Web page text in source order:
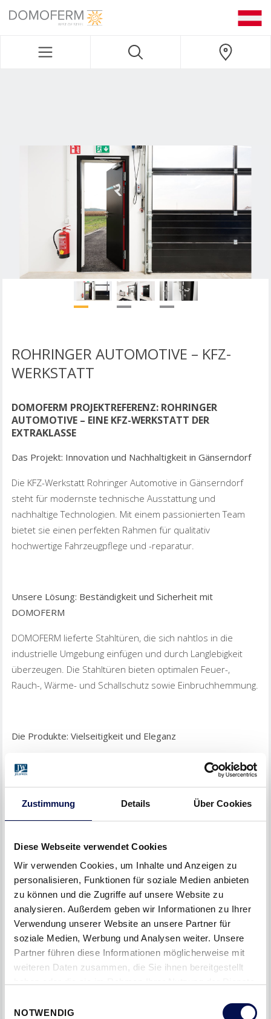
Zustimmung Details Über Cookies
Diese Webseite verwendet Cookies
Wir verwenden Cookies, um Inhalte und Anzeigen zu
personalisieren, Funktionen für soziale Medien anbieten
zu können und die Zugriffe auf unsere Website zu
analysieren. Außerdem geben wir Informationen zu Ihrer
Verwendung unserer Website an unsere Partner für
soziale Medien, Werbung und Analysen weiter. Unsere
Partner führen diese Informationen möglicherweise mit
weiteren Daten zusammen, die Sie ihnen bereitgestellt
NOTWENDIG
DOMOFERM NAVIGATION
ROHRINGER AUTOMOTIVE – KFZ-
WERKSTATT
DOMOFERM PROJEKTREFERENZ: ROHRINGER
AUTOMOTIVE – EINE KFZ-WERKSTATT DER
EXTRAKLASSE
Das Projekt: Innovation und Nachhaltigkeit in Gänserndorf
Die KFZ-Werkstatt Rohringer Automotive in Gänserndorf
steht für modernste technische Ausstattung und
nachhaltige Technologien. Mit einem passionierten Team
bietet sie einen perfekten Rahmen für qualitativ
hochwertige Fahrzeugpflege und -reparatur.
Unsere Lösung: Beständigkeit und Sicherheit mit
DOMOFERM
DOMOFERM lieferte Stahltüren, die sich nahtlos in die
industrielle Umgebung einfügen und durch Langlebigkeit
überzeugen. Die Stahltüren bieten optimalen Feuer-,
Rauch-, Wärme- und Schallschutz sowie Einbruchhemmung.
Die Produkte: Vielseitigkeit und Eleganz
Die Stahltüren von DOMOFERM verbinden zeitloses Design
mit höchsten Sicherheitsstandards. Sie sind besonders
der Werkstatt.
Energieeffizienz und Umweltbewusstsein
DOMOFERMs Stahltüren tragen zur optimalen
Wärmeisolierung bei und schonen die Umwelt. Sie
ergänzen das Konzept der Werkstatt perfekt.
Fazit: Eine perfekte Symbiose aus Funktion und Design
Technik, Nachhaltigkeit und Sicherheit. DOMOFERMs